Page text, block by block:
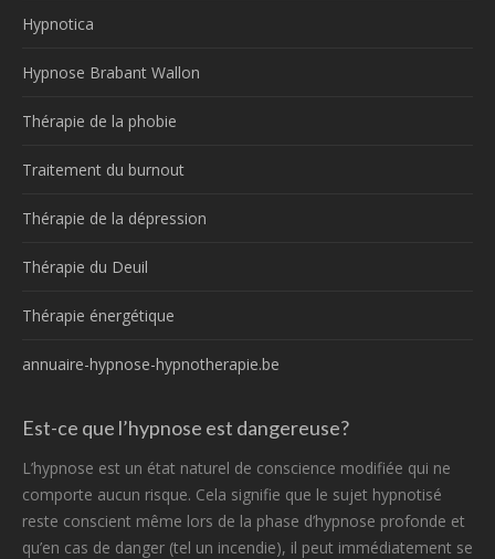
Hypnotica
Hypnose Brabant Wallon
Thérapie de la phobie
Traitement du burnout
Thérapie de la dépression
Thérapie du Deuil
Thérapie énergétique
annuaire-hypnose-hypnotherapie.be
Est-ce que l’hypnose est dangereuse?
L’hypnose est un état naturel de conscience modifiée qui ne
comporte aucun risque. Cela signifie que le sujet hypnotisé
reste conscient même lors de la phase d’hypnose profonde et
qu’en cas de danger (tel un incendie), il peut immédiatement se